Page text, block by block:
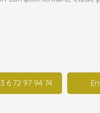
6 72 97 94 74